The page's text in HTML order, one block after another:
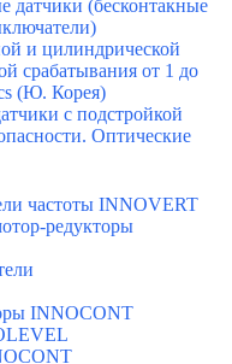
датчики (бесконтакные
и цилиндрической
срабатывания от 1 до
(Ю. Корея)
с подстройкой
Оптические
частоты INNOVERT
редукторы
INNOCONT